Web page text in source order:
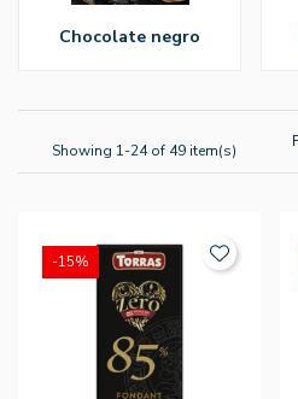
chocolate negro
Showing 1-24 of 49 item(s)
-15%